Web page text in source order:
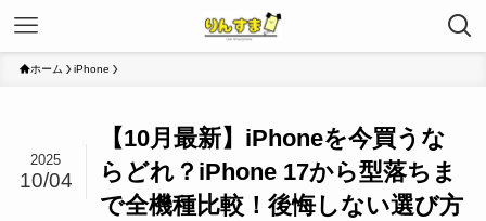
ホーム iPhone
【10月最新】iPhoneを今買うな
らどれ？iPhone 17から型落ちま
で全機種比較！後悔しない選び方
2025
10/04